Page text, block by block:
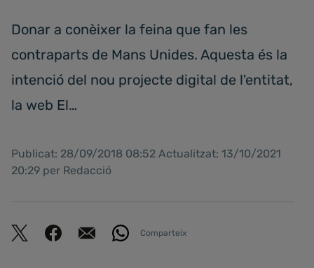
Donar a conèixer la feina que fan les
contraparts de Mans Unides. Aquesta és la
intenció del nou projecte digital de l'entitat,
la web El…
Publicat: 28/09/2018 08:52 Actualitzat: 13/10/2021
20:29 per Redacció
Comparteix